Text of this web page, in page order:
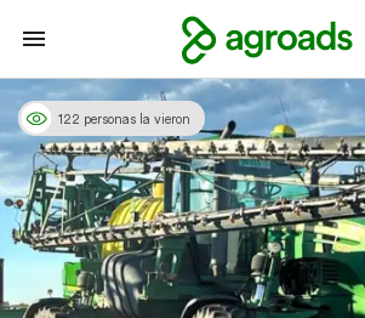
122 personas la vieron